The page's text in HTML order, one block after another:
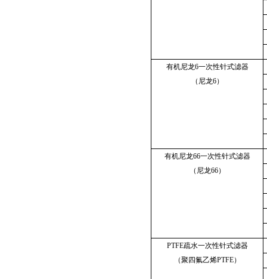
有机尼龙6一次性针式滤器
（尼龙6）
有机尼龙66一次性针式滤器
（尼龙66）
PTFE疏水一次性针式滤器
（聚四氟乙烯PTFE）